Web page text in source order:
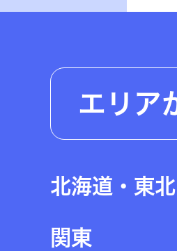
エリア
北海道・東北
関東